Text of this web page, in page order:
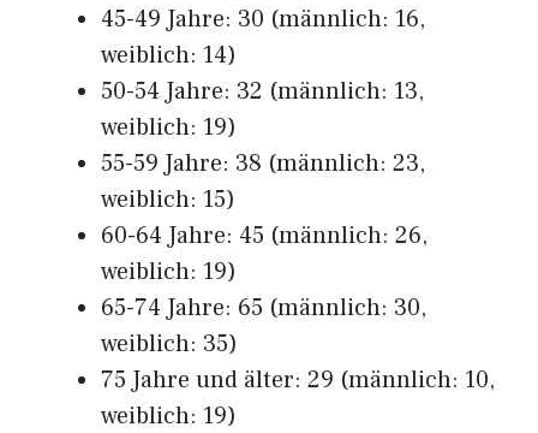
45-49 Jahre: 30 (männlich: 16,
weiblich: 14)
50-54 Jahre: 32 (männlich: 13,
weiblich: 19)
55-59 Jahre: 38 (männlich: 23,
weiblich: 15)
60-64 Jahre: 45 (männlich: 26,
weiblich: 19)
65-74 Jahre: 65 (männlich: 30,
weiblich: 35)
75 Jahre und älter: 29 (männlich: 10,
weiblich: 19)